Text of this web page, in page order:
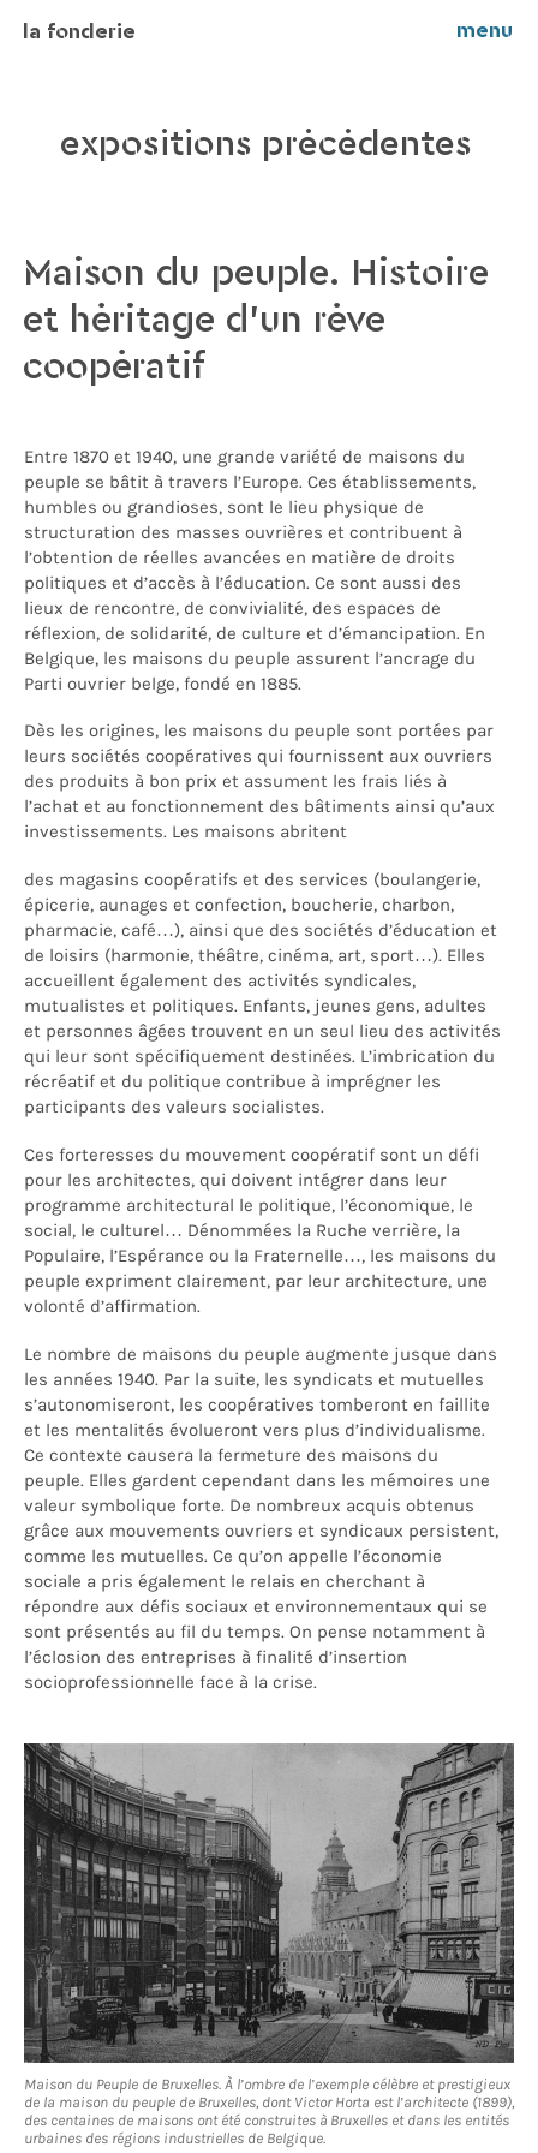
la fonderie menu
expositions précédentes
Maison du peuple. Histoire
et héritage d’un rêve
coopératif
Entre 1870 et 1940, une grande variété de maisons du
peuple se bâtit à travers l’Europe. Ces établissements,
humbles ou grandioses, sont le lieu physique de
structuration des masses ouvrières et contribuent à
l’obtention de réelles avancées en matière de droits
politiques et d’accès à l’éducation. Ce sont aussi des
lieux de rencontre, de convivialité, des espaces de
réflexion, de solidarité, de culture et d’émancipation. En
Belgique, les maisons du peuple assurent l’ancrage du
Parti ouvrier belge, fondé en 1885.
Dès les origines, les maisons du peuple sont portées par
leurs sociétés coopératives qui fournissent aux ouvriers
des produits à bon prix et assument les frais liés à
l’achat et au fonctionnement des bâtiments ainsi qu’aux
investissements. Les maisons abritent
des magasins coopératifs et des services (boulangerie,
épicerie, aunages et confection, boucherie, charbon,
pharmacie, café…), ainsi que des sociétés d’éducation et
de loisirs (harmonie, théâtre, cinéma, art, sport…). Elles
accueillent également des activités syndicales,
mutualistes et politiques. Enfants, jeunes gens, adultes
et personnes âgées trouvent en un seul lieu des activités
qui leur sont spécifiquement destinées. L’imbrication du
récréatif et du politique contribue à imprégner les
participants des valeurs socialistes.
Ces forteresses du mouvement coopératif sont un défi
pour les architectes, qui doivent intégrer dans leur
programme architectural le politique, l’économique, le
social, le culturel… Dénommées la Ruche verrière, la
Populaire, l’Espérance ou la Fraternelle…, les maisons du
peuple expriment clairement, par leur architecture, une
volonté d’affirmation.
Le nombre de maisons du peuple augmente jusque dans
les années 1940. Par la suite, les syndicats et mutuelles
s’autonomiseront, les coopératives tomberont en faillite
et les mentalités évolueront vers plus d’individualisme.
Ce contexte causera la fermeture des maisons du
peuple. Elles gardent cependant dans les mémoires une
valeur symbolique forte. De nombreux acquis obtenus
grâce aux mouvements ouvriers et syndicaux persistent,
comme les mutuelles. Ce qu’on appelle l’économie
sociale a pris également le relais en cherchant à
répondre aux défis sociaux et environnementaux qui se
sont présentés au fil du temps. On pense notamment à
l’éclosion des entreprises à finalité d’insertion
socioprofessionnelle face à la crise.
Maison du Peuple de Bruxelles. À l’ombre de l’exemple célèbre et prestigieux
de la maison du peuple de Bruxelles, dont Victor Horta est l’architecte (1899),
des centaines de maisons ont été construites à Bruxelles et dans les entités
urbaines des régions industrielles de Belgique.